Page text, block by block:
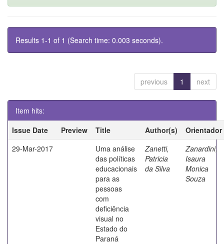
Results 1-1 of 1 (Search time: 0.003 seconds).
previous 1 next
Item hits:
Issue Date
Preview Title Author(s)
Orientador
29-Mar-2017
Uma análise
das políticas
educacionais
para as
pessoas
com
deficiência
visual no
Estado do
Paraná
Zanetti,
Patricia
da Silva
Zanardini,
Isaura
Monica
Souza